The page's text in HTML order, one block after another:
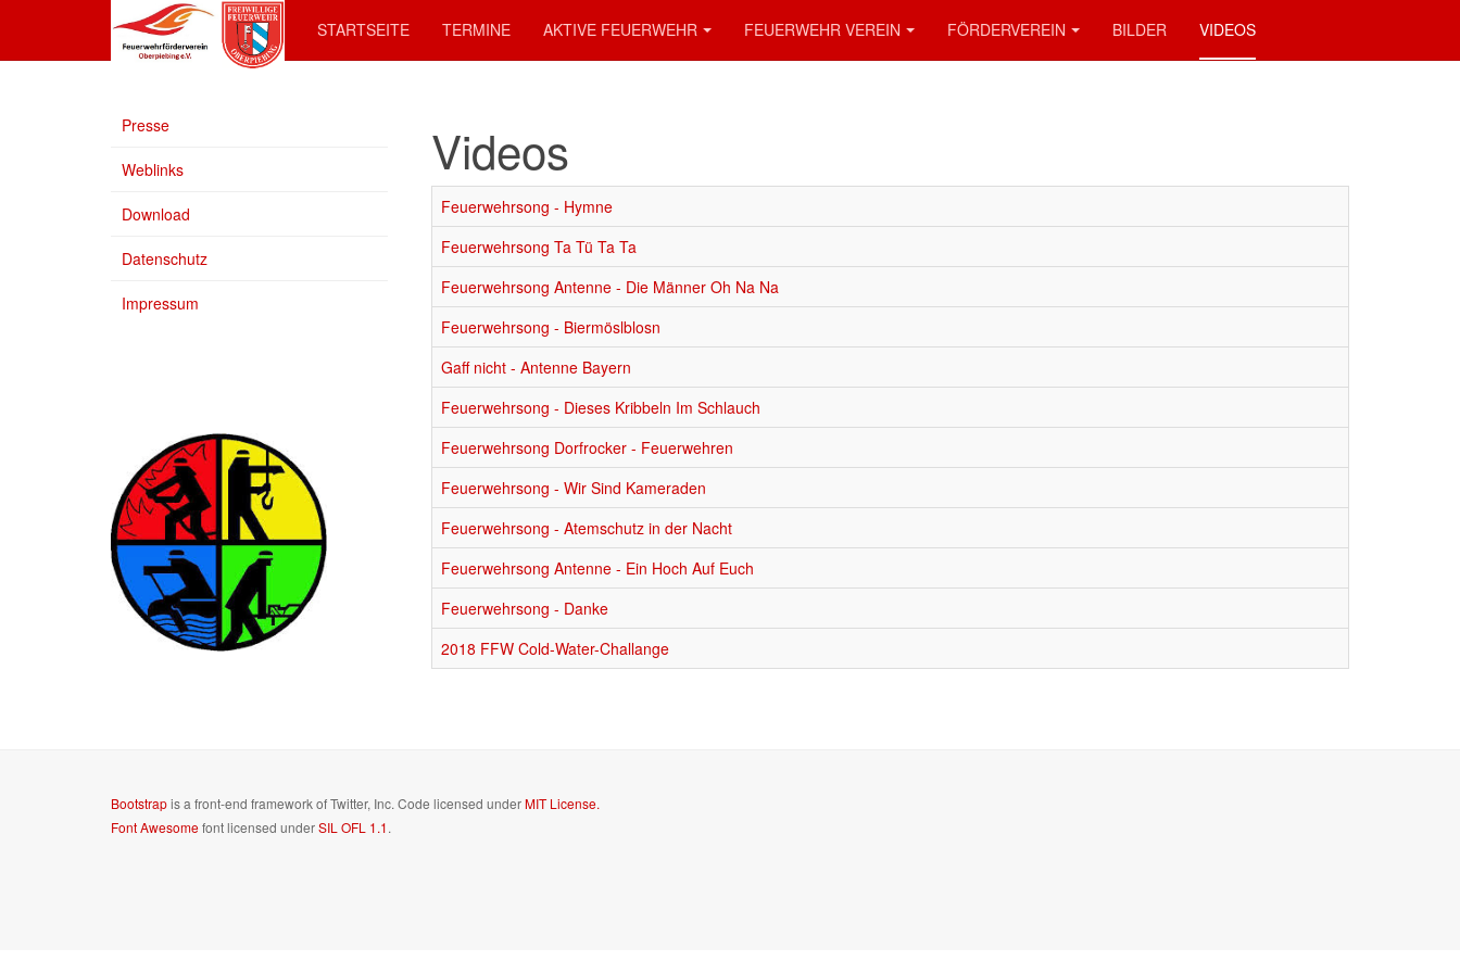
STARTSEITE TERMINE AKTIVE FEUERWEHR FEUERWEHR VEREIN FÖRDERVEREIN BILDER VIDEOS
Videos
Feuerwehrsong - Hymne
Feuerwehrsong Ta Tü Ta Ta
Feuerwehrsong Antenne - Die Männer Oh Na Na
Feuerwehrsong - Biermöslblosn
Gaff nicht - Antenne Bayern
Feuerwehrsong - Dieses Kribbeln Im Schlauch
Feuerwehrsong Dorfrocker - Feuerwehren
Feuerwehrsong - Wir Sind Kameraden
Feuerwehrsong - Atemschutz in der Nacht
Feuerwehrsong Antenne - Ein Hoch Auf Euch
Feuerwehrsong - Danke
2018 FFW Cold-Water-Challange
Presse
Weblinks
Download
Datenschutz
Impressum
Bootstrapis a front-end framework of Twitter, Inc. Code licensed underMIT License.
Font Awesomefont licensed underSIL OFL 1.1.